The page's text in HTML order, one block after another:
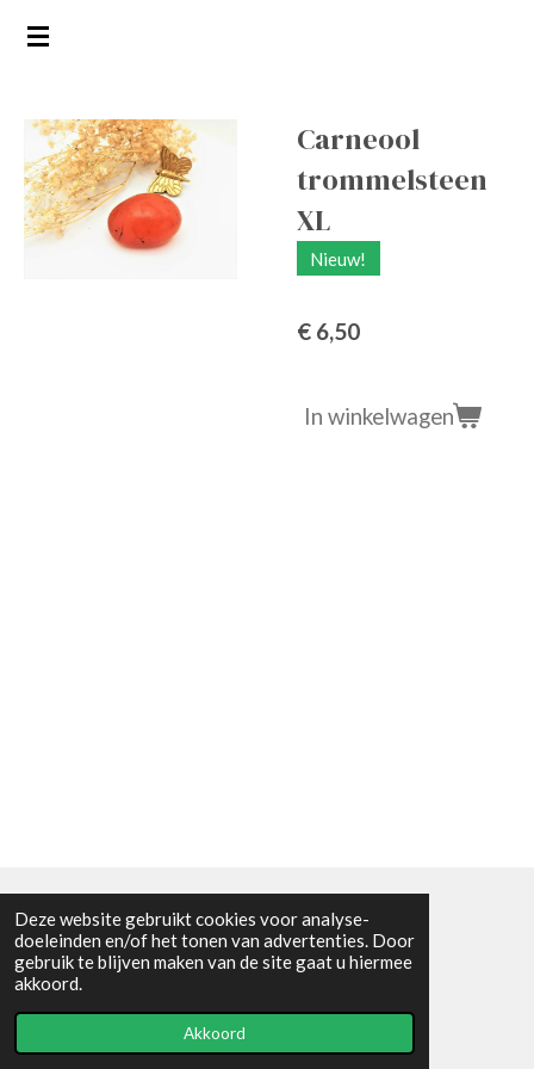
Deze website gebruikt cookies voor analyse-
doeleinden en/of het tonen van advertenties. Door
gebruik te blijven maken van de site gaat u hiermee
akkoord.
Akkoord
Ga
hoofdinhoud
Carneool
trommelsteen
XL
Nieuw!
€ 6,50
In winkelwagen
Algemene voorwaarden
© 2021 - RC en mineralenshop Het vlinderpad